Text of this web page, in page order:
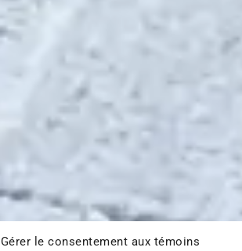
Gérer le consentement aux témoins